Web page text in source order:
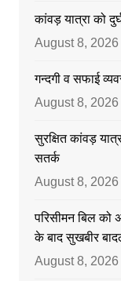
कांवड़ यात्रा को
August 8, 2026
गन्दगी व सफाई
August 8, 2026
सुरक्षित कांवड़
सतर्क
August 8, 2026
परिसीमन बिल को
के बाद सुखबीर
August 8, 2026